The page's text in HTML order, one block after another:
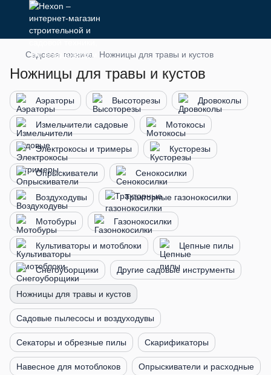
Садовая техника Ножницы для травы и кустов
Ножницы для травы и кустов
Аэраторы Высоторезы Дровоколы
Измельчители садовые Мотокосы
Электрокосы и тримеры Кусторезы
Опрыскиватели Сенокосилки
Воздуходувы Тракторные газонокосилки
Мотобуры Газонокосилки
Культиваторы и мотоблоки Цепные пилы
Снегоуборщики Другие садовые инструменты
Ножницы для травы и кустов
Садовые пылесосы и воздуходувы
Секаторы и обрезные пилы Скарификаторы
Навесное для мотоблоков Опрыскиватели и расходные